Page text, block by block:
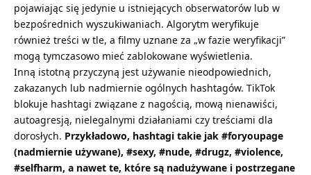
pojawiając się jedynie u istniejących obserwatorów lub w
bezpośrednich wyszukiwaniach. Algorytm weryfikuje
również treści w tle, a filmy uznane za „w fazie weryfikacji”
mogą tymczasowo mieć zablokowane wyświetlenia.
Inną istotną przyczyną jest używanie nieodpowiednich,
zakazanych lub nadmiernie ogólnych hashtagów. TikTok
blokuje hashtagi związane z nagością, mową nienawiści,
autoagresją, nielegalnymi działaniami czy treściami dla
dorosłych. Przykładowo, hashtagi takie jak #foryoupage
(nadmiernie używane), #sexy, #nude, #drugz, #violence,
#selfharm, a nawet te, które są nadużywane i postrzegane